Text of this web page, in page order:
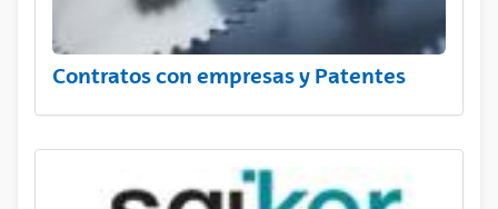
Contratos con empresas y Patentes